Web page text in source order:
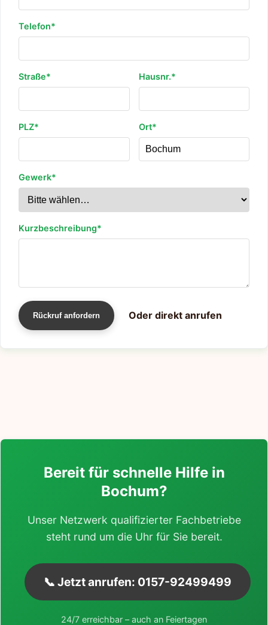
Telefon*
Straße* Hausnr.*
PLZ* Ort*
Gewerk*
Kurzbeschreibung*
Rückruf anfordern Oder direkt anrufen
Bereit für schnelle Hilfe in
Bochum?
Unser Netzwerk qualifizierter Fachbetriebe
steht rund um die Uhr für Sie bereit.
📞 Jetzt anrufen: 0157-92499499
24/7 erreichbar – auch an Feiertagen